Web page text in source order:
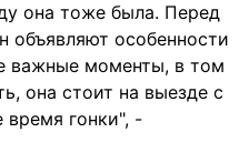
она тоже была. Перед
объявляют особенности
важные моменты, в том
она стоит на выезде с
время гонки", -